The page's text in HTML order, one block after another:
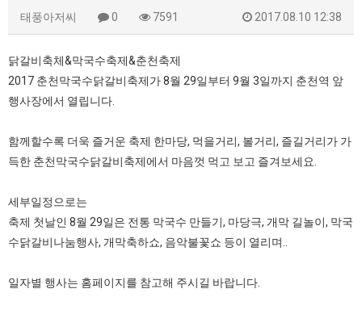
태풍아저씨 0 7591 2017.08.10 12:38
닭갈비축체&막국수축제&춘천축제
2017 춘천막국수닭갈비축제가 8월 29일부터 9월 3일까지 춘천역 앞
행사장에서 열립니다.
함께할수록 더욱 즐거운 축제 한마당, 먹을거리, 볼거리, 즐길거리가 가
득한 춘천막국수닭갈비축제에서 마음껏 먹고 보고 즐겨보세요.
세부일정으로는
축제 첫날인 8월 29일은 전통 막국수 만들기, 마당극, 개막 길놀이, 막국
수닭갈비나눔행사, 개막축하쇼, 음악불꽃쇼 등이 열리며..
일자별 행사는 홈페이지를 참고해 주시길 바랍니다.